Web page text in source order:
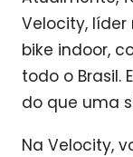
Velocity,
bike indoor,
todo o Brasil.
do que uma
Na Velocity,